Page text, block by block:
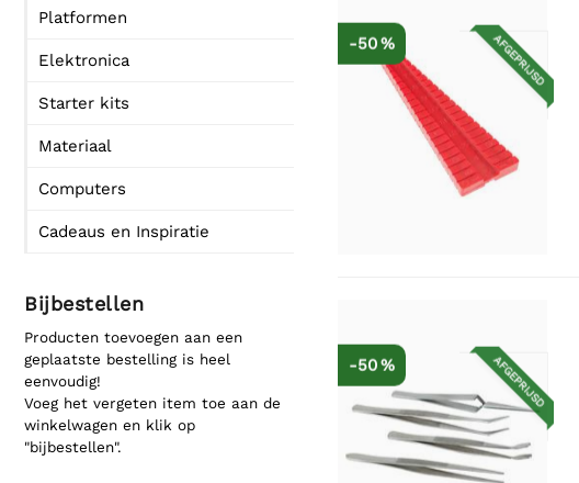
Platformen
Elektronica
Starter kits
Materiaal
Computers
Cadeaus en Inspiratie
Bijbestellen
Producten toevoegen aan een
geplaatste bestelling is heel
eenvoudig!
Voeg het vergeten item toe aan de
winkelwagen en klik op
"bijbestellen".
AFGEPRIJSD
-50 %
AFGEPRIJSD
-50 %